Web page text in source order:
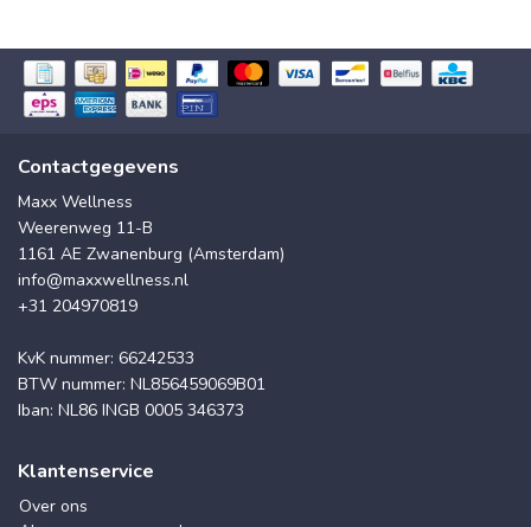
Contactgegevens
Maxx Wellness
Weerenweg 11-B
1161 AE Zwanenburg (Amsterdam)
info@maxxwellness.nl
+31 204970819
KvK nummer: 66242533
BTW nummer: NL856459069B01
Iban: NL86 INGB 0005 346373
Klantenservice
Over ons